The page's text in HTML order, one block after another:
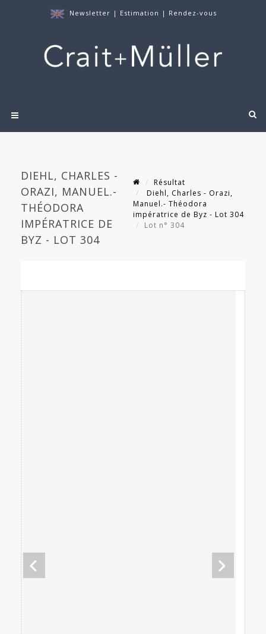
Newsletter | Estimation | Rendez-vous
DIEHL, CHARLES -
ORAZI, MANUEL.-
THÉODORA
IMPÉRATRICE DE
BYZ - LOT 304
Résultat
Diehl, Charles - Orazi,
Manuel.- Théodora
impératrice de Byz - Lot 304
Lot n° 304